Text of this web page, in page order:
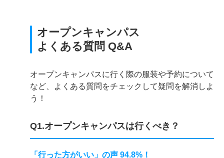
オープンキャンパス
よくある質問 Q&A
オープンキャンパスに行く際の服装や予約について
など、よくある質問をチェックして疑問を解消しよ
う！
Q1.オープンキャンパスは行くべき？
「行った方がいい」の声 94.8%！